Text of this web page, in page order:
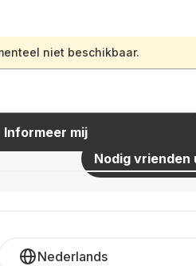
niet beschikbaar.
Informeer mij
Nodig vrienden
Nederlands